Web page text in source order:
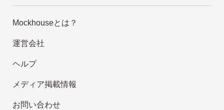
Mockhouseとは？
運営会社
ヘルプ
メディア掲載情報
お問い合わせ